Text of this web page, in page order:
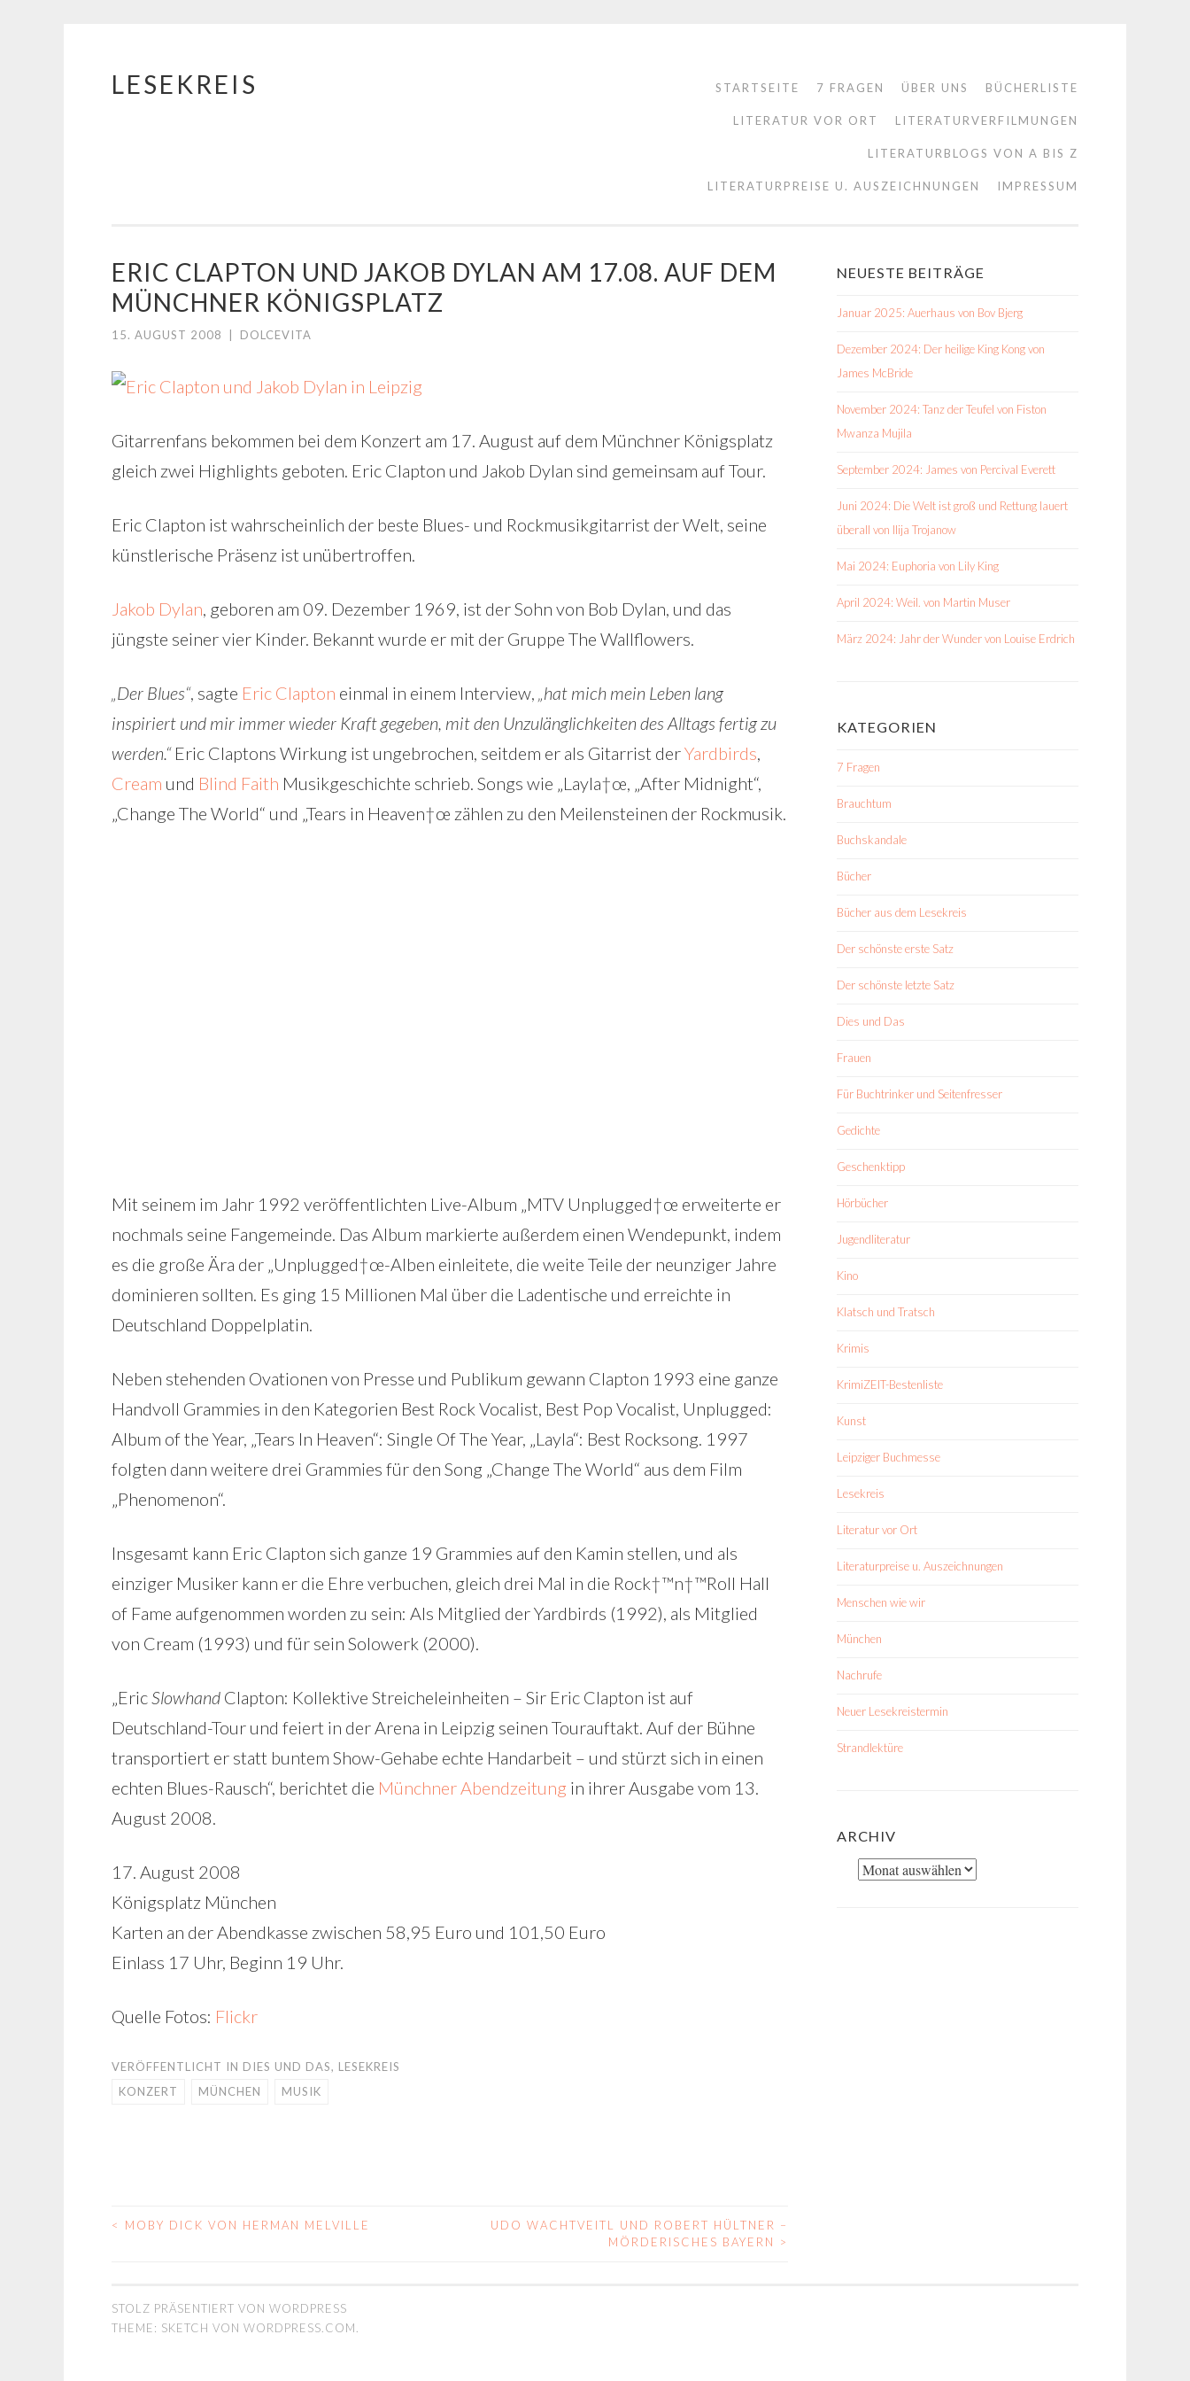
Springe
LESEKREIS STARTSEITE 7 FRAGEN ÜBER UNS BÜCHERLISTE
LITERATUR VOR ORT LITERATURVERFILMUNGEN
LITERATURBLOGS VON A BIS Z
LITERATURPREISE U. AUSZEICHNUNGEN IMPRESSUM
ERIC CLAPTON UND JAKOB DYLAN AM 17.08. AUF DEM
MÜNCHNER KÖNIGSPLATZ
15. AUGUST 2008 DOLCEVITA
Gitarrenfans bekommen bei dem Konzert am 17. August auf dem Münchner Königsplatz
gleich zwei Highlights geboten. Eric Clapton und Jakob Dylan sind gemeinsam auf Tour.
Eric Clapton ist wahrscheinlich der beste Blues- und Rockmusikgitarrist der Welt, seine
künstlerische Präsenz ist unübertroffen.
Jakob Dylan, geboren am 09. Dezember 1969, ist der Sohn von Bob Dylan, und das
jüngste seiner vier Kinder. Bekannt wurde er mit der Gruppe The Wallflowers.
„Der Blues“, sagte Eric Clapton einmal in einem Interview, „hat mich mein Leben lang
inspiriert und mir immer wieder Kraft gegeben, mit den Unzulänglichkeiten des Alltags fertig zu
werden.“Eric Claptons Wirkung ist ungebrochen, seitdem er als Gitarrist derYardbirds,
Cream und Blind Faith Musikgeschichte schrieb. Songs wie „Layla†œ, „After Midnight“,
„Change The World“ und „Tears in Heaven†œ zählen zu den Meilensteinen der Rockmusik.
Mit seinem im Jahr 1992 veröffentlichten Live-Album „MTV Unplugged†œ erweiterte er
nochmals seine Fangemeinde. Das Album markierte außerdem einen Wendepunkt, indem
es die große Ära der „Unplugged†œ-Alben einleitete, die weite Teile der neunziger Jahre
dominieren sollten. Es ging 15 Millionen Mal über die Ladentische und erreichte in
Deutschland Doppelplatin.
Neben stehenden Ovationen von Presse und Publikum gewann Clapton 1993 eine ganze
Handvoll Grammies in den Kategorien Best Rock Vocalist, Best Pop Vocalist, Unplugged:
Album of the Year, „Tears In Heaven“: Single Of The Year, „Layla“: Best Rocksong. 1997
folgten dann weitere drei Grammies für den Song „Change The World“ aus dem Film
„Phenomenon“.
Insgesamt kann Eric Clapton sich ganze 19 Grammies auf den Kamin stellen, und als
einziger Musiker kann er die Ehre verbuchen, gleich drei Mal in die Rock†™n†™Roll Hall
of Fame aufgenommen worden zu sein: Als Mitglied der Yardbirds (1992), als Mitglied
von Cream (1993) und für sein Solowerk (2000).
„EricSlowhand Clapton: Kollektive Streicheleinheiten – Sir Eric Clapton ist auf
Deutschland-Tour und feiert in der Arena in Leipzig seinen Tourauftakt. Auf der Bühne
transportiert er statt buntem Show-Gehabe echte Handarbeit – und stürzt sich in einen
echten Blues-Rausch“, berichtet die Münchner Abendzeitung in ihrer Ausgabe vom 13.
August 2008.
17. August 2008
Königsplatz München
Karten an der Abendkasse zwischen 58,95 Euro und 101,50 Euro
Einlass 17 Uhr, Beginn 19 Uhr.
Quelle Fotos: Flickr
VERÖFFENTLICHT IN DIES UND DAS, LESEKREIS
KONZERT
MÜNCHEN MUSIK
BEITRAGS-
< MOBY DICK VON HERMAN MELVILLE
UDO WACHTVEITL UND ROBERT HÜLTNER –
MÖRDERISCHES BAYERN >
NEUESTE BEITRÄGE
Januar 2025: Auerhaus von Bov Bjerg
Dezember 2024: Der heilige King Kong von
James McBride
November 2024: Tanz der Teufel von Fiston
Mwanza Mujila
September 2024: James von Percival Everett
Juni 2024: Die Welt ist groß und Rettung lauert
überall von Ilija Trojanow
Mai 2024: Euphoria von Lily King
April 2024: Weil. von Martin Muser
März 2024: Jahr der Wunder von Louise Erdrich
KATEGORIEN
7 Fragen
Brauchtum
Buchskandale
Bücher
Bücher aus dem Lesekreis
Der schönste erste Satz
Der schönste letzte Satz
Dies und Das
Frauen
Für Buchtrinker und Seitenfresser
Gedichte
Geschenktipp
Hörbücher
Jugendliteratur
Kino
Klatsch und Tratsch
Krimis
KrimiZEIT-Bestenliste
Kunst
Leipziger Buchmesse
Lesekreis
Literatur vor Ort
Literaturpreise u. Auszeichnungen
Menschen wie wir
München
Nachrufe
Neuer Lesekreistermin
Strandlektüre
ARCHIV
Archiv
STOLZ PRÄSENTIERT VON WORDPRESS
THEME: SKETCH VON WORDPRESS.COM